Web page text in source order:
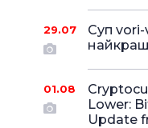
29.07
Суп
01.08
Lower:
Update